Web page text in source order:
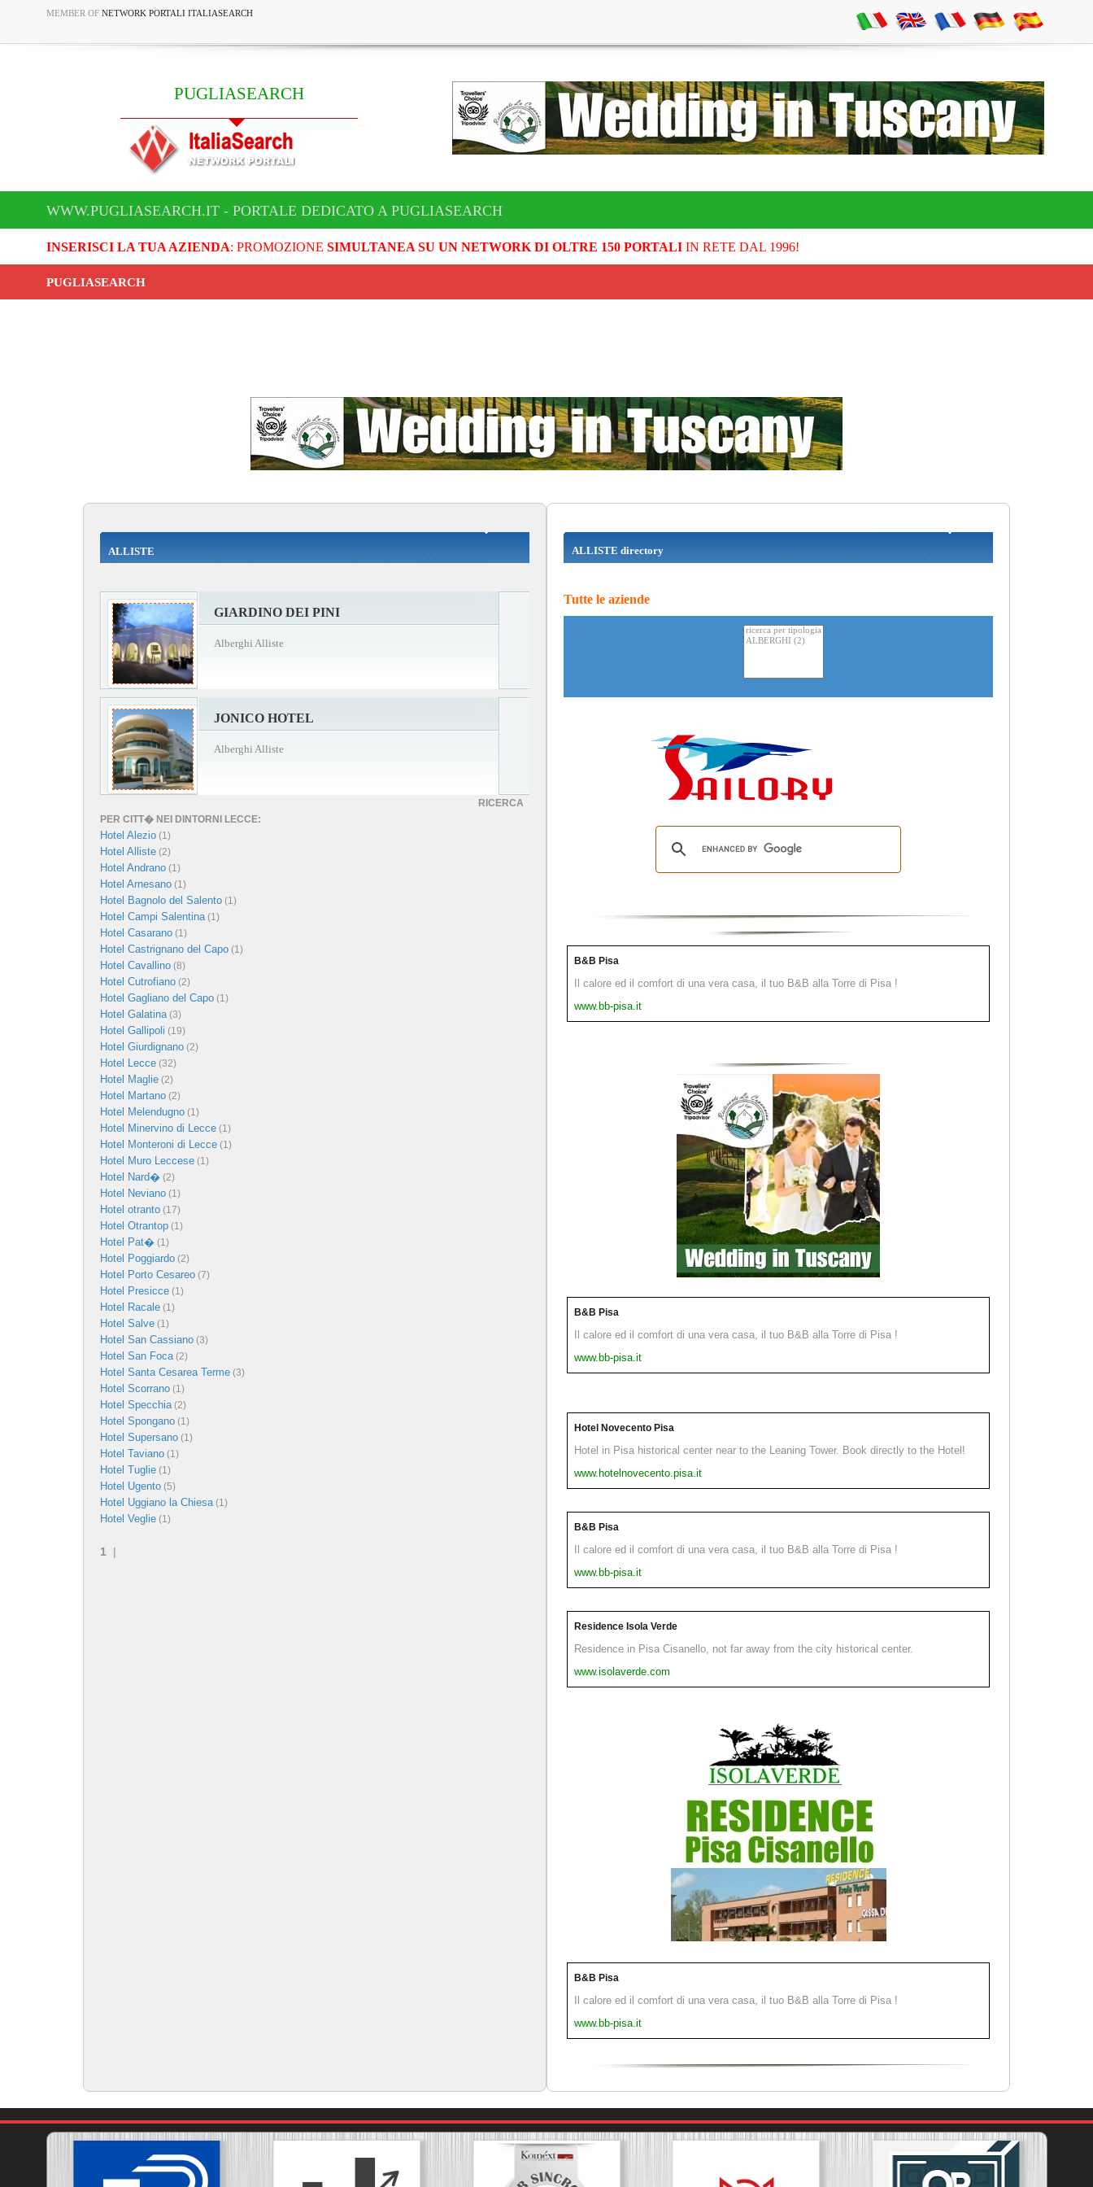
MEMBER OF NETWORK PORTALI ITALIASEARCH
PUGLIASEARCH
WWW.PUGLIASEARCH.IT - PORTALE DEDICATO A PUGLIASEARCH
INSERISCI LA TUA AZIENDA: PROMOZIONE SIMULTANEA SU UN NETWORK DI OLTRE 150 PORTALIIN RETE DAL 1996!
PUGLIASEARCH
ALLISTE
GIARDINO DEI PINI
Alberghi Alliste
JONICO HOTEL
Alberghi Alliste
RICERCA
PER CITT� NEI DINTORNI LECCE:
Hotel Alezio (1)
Hotel Alliste (2)
Hotel Andrano (1)
Hotel Arnesano (1)
Hotel Bagnolo del Salento (1)
Hotel Campi Salentina(1)
Hotel Casarano (1)
Hotel Castrignano del Capo (1)
Hotel Cavallino (8)
Hotel Cutrofiano (2)
Hotel Gagliano del Capo (1)
Hotel Galatina(3)
Hotel Gallipoli (19)
Hotel Giurdignano (2)
Hotel Lecce (32)
Hotel Maglie (2)
Hotel Martano (2)
Hotel Melendugno (1)
Hotel Minervino di Lecce (1)
Hotel Monteroni di Lecce (1)
Hotel Muro Leccese (1)
Hotel Nard� (2)
Hotel Neviano (1)
Hotel otranto (17)
Hotel Otrantop (1)
Hotel Pat� (1)
Hotel Poggiardo (2)
Hotel Porto Cesareo (7)
Hotel Presicce (1)
Hotel Racale (1)
Hotel Salve (1)
Hotel San Cassiano (3)
Hotel San Foca(2)
Hotel Santa Cesarea Terme (3)
Hotel Scorrano (1)
Hotel Specchia(2)
Hotel Spongano (1)
Hotel Supersano (1)
Hotel Taviano (1)
Hotel Tuglie (1)
Hotel Ugento (5)
Hotel Uggiano la Chiesa(1)
Hotel Veglie (1)
1 |
ALLISTE directory
Tutte le aziende
B&B Pisa
Il calore ed il comfort di una vera casa, il tuo B&B alla Torre di Pisa !
www.bb-pisa.it
B&B Pisa
Il calore ed il comfort di una vera casa, il tuo B&B alla Torre di Pisa !
www.bb-pisa.it
Hotel Novecento Pisa
Hotel in Pisa historical center near to the Leaning Tower. Book directly to the Hotel!
www.hotelnovecento.pisa.it
B&B Pisa
Il calore ed il comfort di una vera casa, il tuo B&B alla Torre di Pisa !
www.bb-pisa.it
Residence Isola Verde
Residence in Pisa Cisanello, not far away from the city historical center.
www.isolaverde.com
B&B Pisa
Il calore ed il comfort di una vera casa, il tuo B&B alla Torre di Pisa !
www.bb-pisa.it